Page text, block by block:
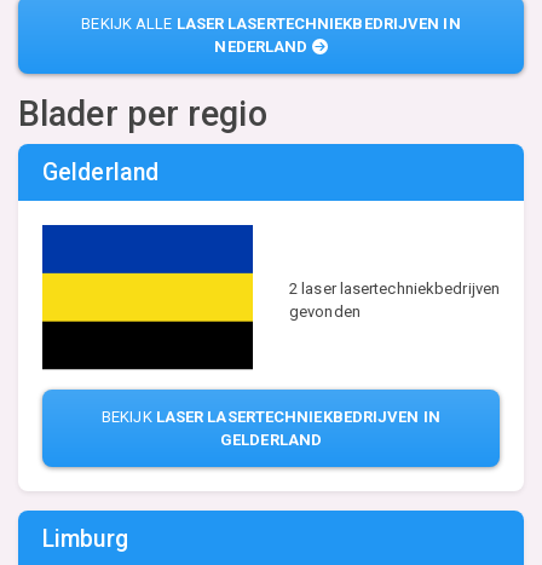
BEKIJK ALLE LASER LASERTECHNIEKBEDRIJVEN IN
NEDERLAND
Blader per regio
Gelderland
2 laser lasertechniekbedrijven
gevonden
BEKIJK LASER LASERTECHNIEKBEDRIJVEN IN
GELDERLAND
Limburg